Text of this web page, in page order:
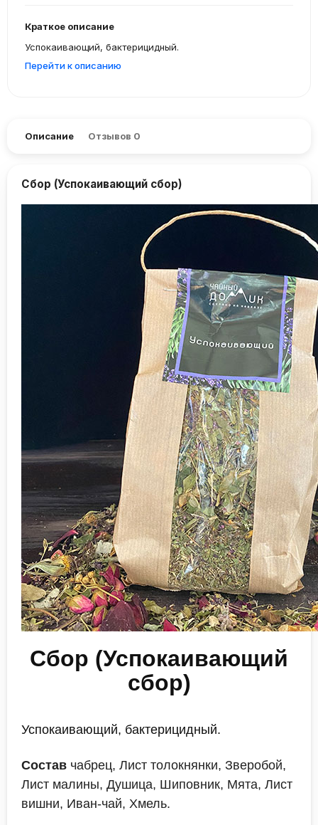
Краткое описание
Успокаивающий, бактерицидный.
Перейти к описанию
Описание Отзывов 0
Сбор (Успокаивающий сбор)
Сбор (Успокаивающий
сбор)
Успокаивающий, бактерицидный.
Состав чабрец, Лист толокнянки, Зверобой,
Лист малины, Душица, Шиповник, Мята, Лист
вишни, Иван-чай, Хмель.